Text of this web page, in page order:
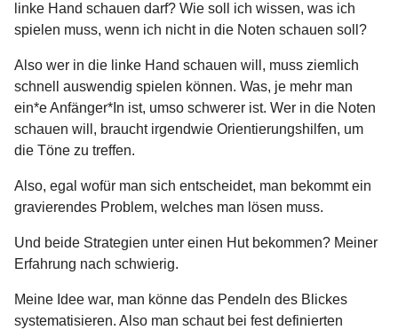
linke Hand schauen darf? Wie soll ich wissen, was ich
spielen muss, wenn ich nicht in die Noten schauen soll?
Also wer in die linke Hand schauen will, muss ziemlich
schnell auswendig spielen können. Was, je mehr man
ein*e Anfänger*In ist, umso schwerer ist. Wer in die Noten
schauen will, braucht irgendwie Orientierungshilfen, um
die Töne zu treffen.
Also, egal wofür man sich entscheidet, man bekommt ein
gravierendes Problem, welches man lösen muss.
Und beide Strategien unter einen Hut bekommen? Meiner
Erfahrung nach schwierig.
Meine Idee war, man könne das Pendeln des Blickes
systematisieren. Also man schaut bei fest definierten